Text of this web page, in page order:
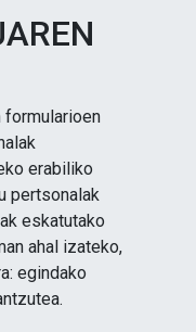
formularioen
erabiliko
pertsonalak
eskatutako
ahal izateko,
egindako